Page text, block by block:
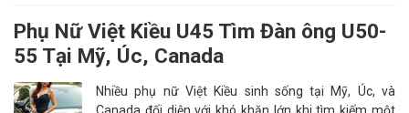
Phụ Nữ Việt Kiều U45 Tìm Đàn ông U50-
55 Tại Mỹ, Úc, Canada
Nhiều phụ nữ Việt Kiều sinh sống tại Mỹ, Úc, và